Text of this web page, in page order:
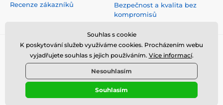
Recenze zákazníků
Bezpečnost a kvalita bez
kompromisů
© 2026 www.top-crazy.cz ⦁ E-shop vytvořila
Souhlas s cookie
K poskytování služeb využíváme cookies. Procházením webu
vyjadřujete souhlas s jejich používáním. Více informací.
Nesouhlasím
Souhlasím